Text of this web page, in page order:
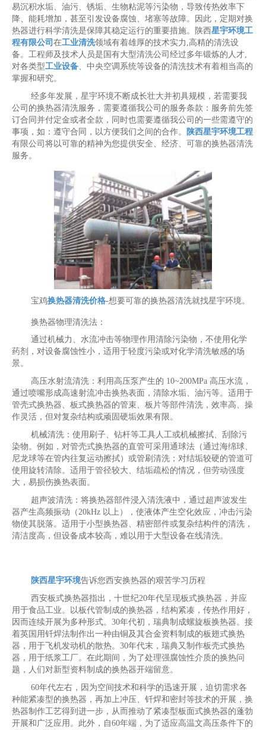
易沉积水垢、油污、锈垢、生物粘泥等污染物，导致传热效率下
降、能耗增加，甚至引发设备腐蚀、堵塞等故障。因此，定期对换
热器进行科学清洗是保障其稳定运行的重要措施。陕西星宇环境工
程有限公司 在工业清洗领域有着雄厚的技术实力,高精的清洗设
备。工程师及技术人员是国有大型清洗公司经过多年锻炼的人才,
对各类型工业设备、中央空调系统等设备的清洗技术有着相当高的
掌握和研究。
经多年发展，星宇环境不断成长壮大并初具规模，若需要我
公司的换热器清洗服务，需要遵循我公司的服务条款：服务前先签
订合同并付定金或者全款，同时也需要遵循我公司的一些需遵守的
事项，如：遵守合同，以方便我们之间的合作。
陕西星宇环境工程
有限公司将以可靠的精神为您提供安全、经济、可靠的换热器清洗
服务。
宝鸡换热器清洗价格-想要可靠的换热器清洗就找星宇环境。
换热器物理清洗法：
通过机械力、水流冲击等物理作用清除污染物，不使用化学
药剂，对设备腐蚀性小，适用于轻度污染或对化学清洗敏感的场
景。
高压水射流清洗：利用高压泵产生的 10~200MPa 高压水流，
通过喷嘴形成高速射流冲击换热表面，清除水垢、油污等。适用于
管壳式换热器、板式换热器的管束、板片等部件清洗，效率高、操
作灵活，但对复杂结构或顽固硬垢效果有限。
机械清洗：使用刷子、钻杆等工具人工或机械擦拭、刮除污
染物。例如，对管壳式换热器的直管可采用通球法（通过海绵球、
尼龙球等在管内往复运动擦拭）或管刷清洗；对结垢较硬的管道可
使用旋转清除。适用于管径较大、结垢疏松的情况，但劳动强度
大，易损伤换热表面。
超声波清洗：将换热器部件浸入清洗液中，通过超声波发生
器产生高频振动（20kHz 以上），使液体产生空化效应，冲击污染
物使其脱落。适用于小型换热器、精密部件或复杂结构件的清洗，
清洁度高，但设备成本较高，难以用于大型设备在线清洗。
陕西星宇环境告诉您西安换热器的艰苦学习历程
西安板式换热器指出，十世纪20年代呈现板式换热器，并应
用于食品工业。以板代管制成的换热器，结构紧凑，传热作用好，
因而连续开展为多种形式。30年代初，瑞典制成螺旋板换热器。接
着英国用钎焊法制作出一种由铜及其合金资料制成的板翅式换热
器，用于飞机发动机的散热。30年代末，瑞典又制作板壳式换热
器，用于纸浆工厂。在此期间，为了处理强腐蚀性介质的换热问
题，人们对新型资料制成的换热器开端留意。
60年代左右，因为空间技术和科学的迅速开展，迫切需求各
种能紧凑型的换热器，再加上冲压、钎焊和密封等技术的开展，换
热器制作工艺得到进一步，从而推动了紧凑型板面式换热器的蓬勃
开展和广泛应用。此外，自60年端，为了适应高温文高压条件下的